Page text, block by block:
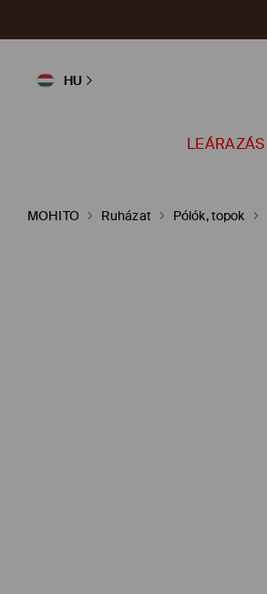
HU
LEÁRAZÁS
MOHITO Ruházat Pólók, topok